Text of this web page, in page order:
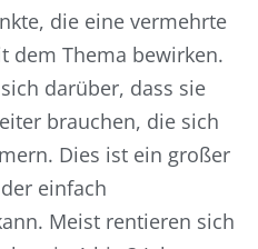
die eine vermehrte
dem Thema bewirken.
darüber, dass sie
brauchen, die sich
Dies ist ein großer
einfach
Meist rentieren sich